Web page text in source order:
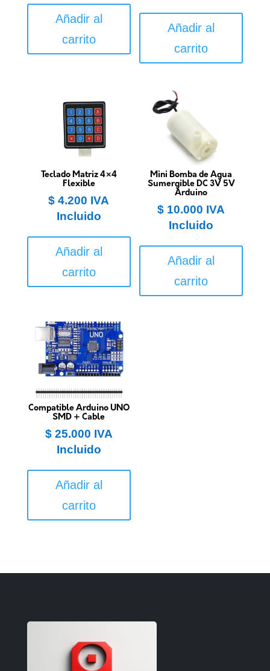
Añadir al
carrito
Añadir al
carrito
Teclado Matriz 4×4
Flexible
$ 4.200 IVA
Incluido
Añadir al
carrito
Mini Bomba de Agua
Sumergible DC 3V 5V
Arduino
$ 10.000 IVA
Incluido
Añadir al
carrito
Compatible Arduino UNO
SMD + Cable
$25.000 IVA
Incluido
Añadir al
carrito